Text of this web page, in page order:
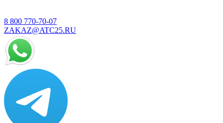
8 800 770-70-07
ZAKAZ@ATC25.RU